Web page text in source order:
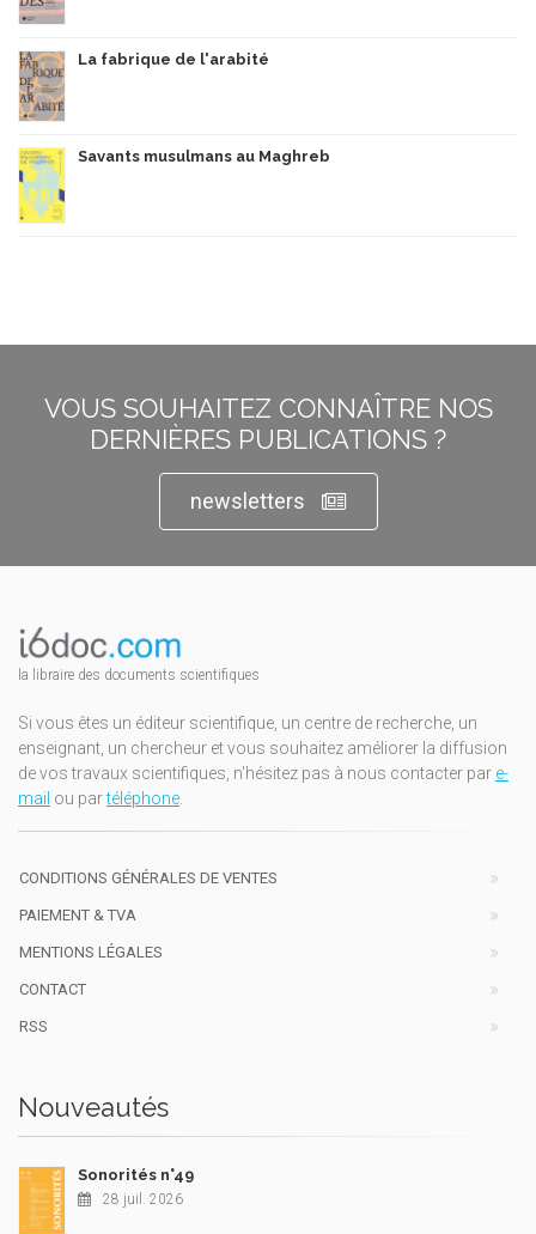
La fabrique de l'arabité
Savants musulmans au Maghreb
VOUS SOUHAITEZ CONNAÎTRE NOS
DERNIÈRES PUBLICATIONS ?
newsletters
la libraire des documents scientifiques
Si vous êtes un éditeur scientifique, un centre de recherche, un
enseignant, un chercheur et vous souhaitez améliorer la diffusion
de vos travaux scientifiques, n'hésitez pas à nous contacter par e-
mail ou partéléphone.
CONDITIONS GÉNÉRALES DE VENTES
PAIEMENT & TVA
MENTIONS LÉGALES
CONTACT
RSS
Nouveautés
Sonorités n°49
28 juil. 2026